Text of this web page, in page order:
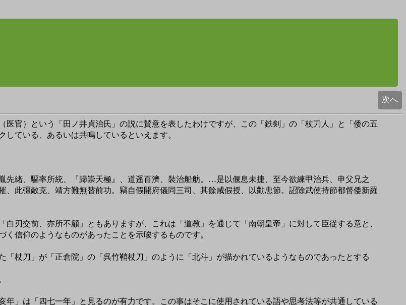
次へ
官）という「田ノ井貞治氏」の説に賛意を表したわけですが、この「鉄剣」の「杖刀人」と「倭の五
ている、あるいは共鳴しているといえます。
先緒、驅率所統、『歸崇天極』、道遥百濟、裝治船舫。…是以偃息未捷、至今欲練甲治兵、申父兄之
此彊敵克、靖方難無替前功。竊自假開府儀同三司、其餘咸假授、以勸忠節。詔除武使持節都督倭新羅
刃交前、亦所不顧」ともありますが、これは「道教」を通じて「南朝皇帝」に対して臣従する意と、
信仰のようなものがあったことを示唆するものです。
杖刀」が「正倉院」の「呉竹鞘杖刀」のように「北斗」が描かれているようなものであったとする
」は「四七一年」と見るのが有力です。この事はそこに使用されている語や思考法等が共通している